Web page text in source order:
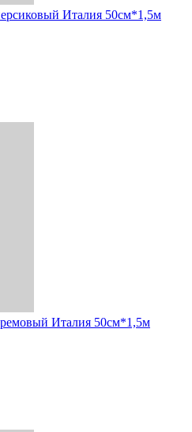
Италия 50см*1,5м
Италия 50см*1,5м